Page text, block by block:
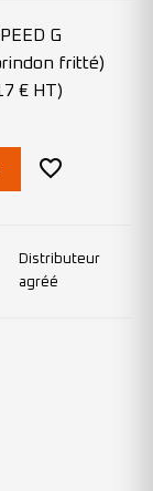
G
fritté)
€ HT)
Distributeur
agréé